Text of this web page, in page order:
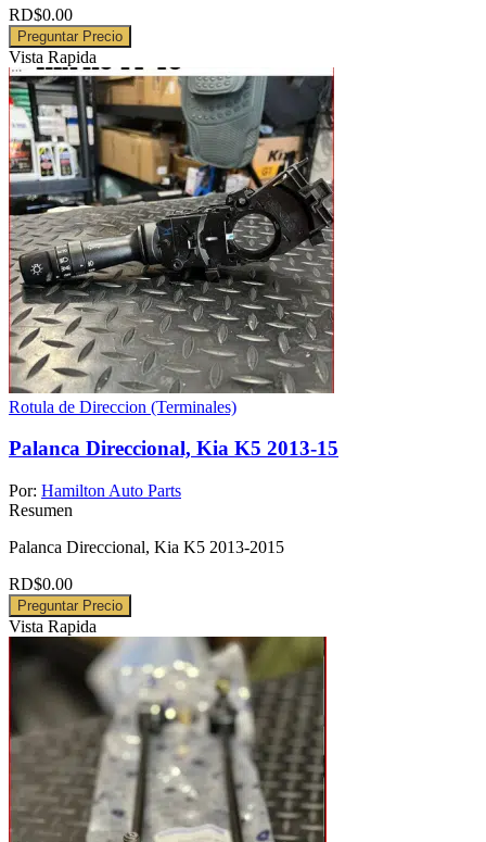
RD$0.00
Preguntar Precio
Vista Rapida
Rotula de Direccion (Terminales)
Palanca Direccional, Kia K5 2013-15
Por: Hamilton Auto Parts
Resumen
Palanca Direccional, Kia K5 2013-2015
RD$0.00
Preguntar Precio
Vista Rapida